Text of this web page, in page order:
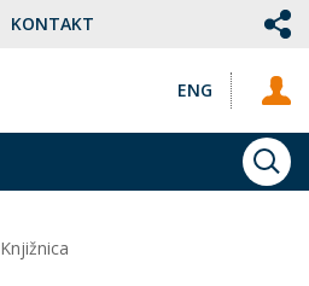
ENG
KONTAKT
Knjižnica